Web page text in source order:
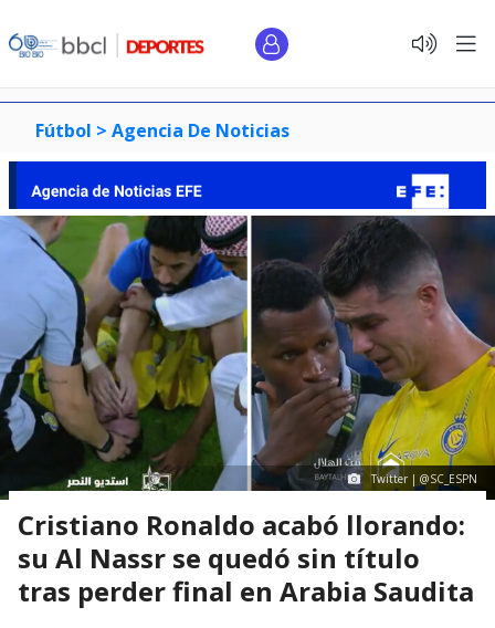
Fútbol > Agencia De Noticias
Twitter | @SC_ESPN
Cristiano Ronaldo acabó llorando:
su Al Nassr se quedó sin título
tras perder final en Arabia Saudita